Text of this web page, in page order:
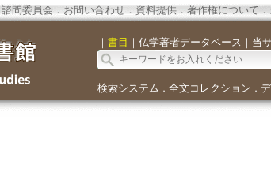
諮問委員会． お問い合わせ． 資料提供． 著作権について．
｜ 書目 ｜ 仏学著者データベース ｜ 当
検索システム ． 全文コレクション ．